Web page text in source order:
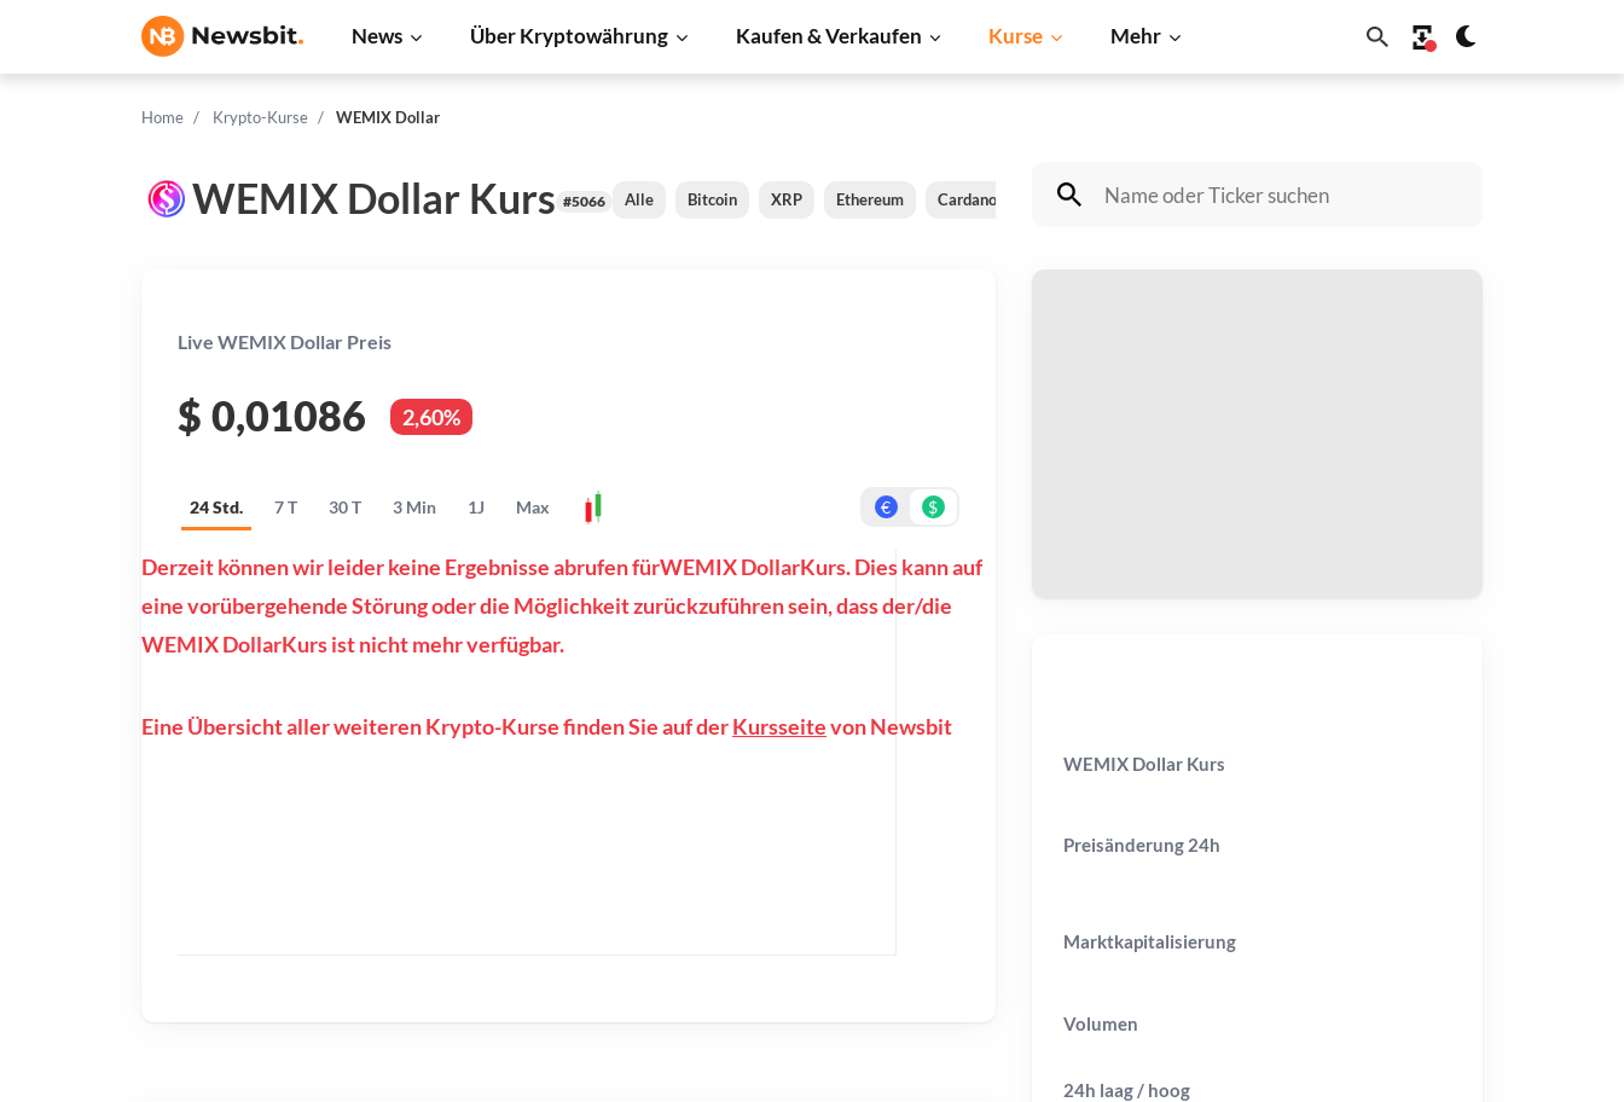
News Über Kryptowährung Kaufen & Verkaufen Kurse Mehr
Home Krypto-Kurse WEMIX Dollar
WEMIX Dollar Kurs #5066 Alle Bitcoin XRP Ethereum Cardano BNB Dogecoin Litecoin Shiba Inu
Live WEMIX Dollar Preis
$ 0,01086 2,60%
24 Std. 7 T 30 T 3 Min 1J Max € $
Derzeit können wir leider keine Ergebnisse abrufen fürWEMIX DollarKurs. Dies kann auf
eine vorübergehende Störung oder die Möglichkeit zurückzuführen sein, dass der/die
WEMIX DollarKurs ist nicht mehr verfügbar.
Eine Übersicht aller weiteren Krypto-Kurse finden Sie auf derKursseitevon Newsbit
WEMIX Dollar Kurs
Preisänderung 24h
Marktkapitalisierung
Volumen
24h laag / hoog